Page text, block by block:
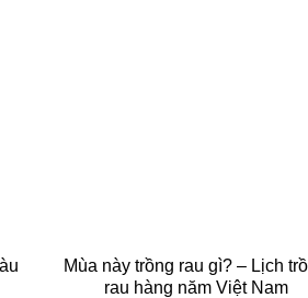
Mùa này trồng rau gì? – Lịch
rau hàng năm Việt Nam